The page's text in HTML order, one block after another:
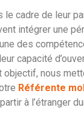
le cadre de leur
intégrer une
des
capacité
objectif, nous
Référente
à l’étranger